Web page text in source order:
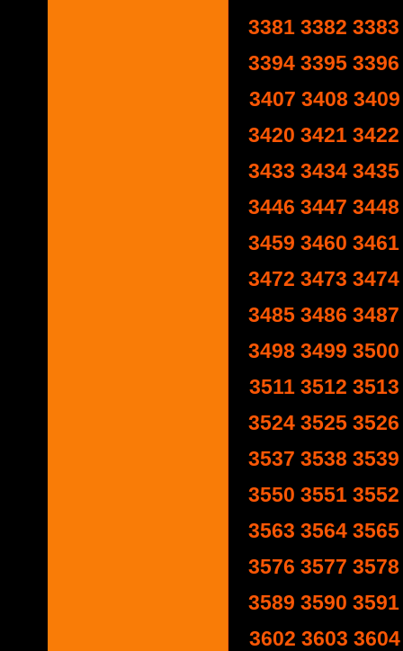
3381 3382 3383
3394 3395 3396
3407 3408 3409
3420 3421 3422
3433 3434 3435
3446 3447 3448
3459 3460 3461
3472 3473 3474
3485 3486 3487
3498 3499 3500
3511 3512 3513
3524 3525 3526
3537 3538 3539
3550 3551 3552
3563 3564 3565
3576 3577 3578
3589 3590 3591
3602 3603 3604